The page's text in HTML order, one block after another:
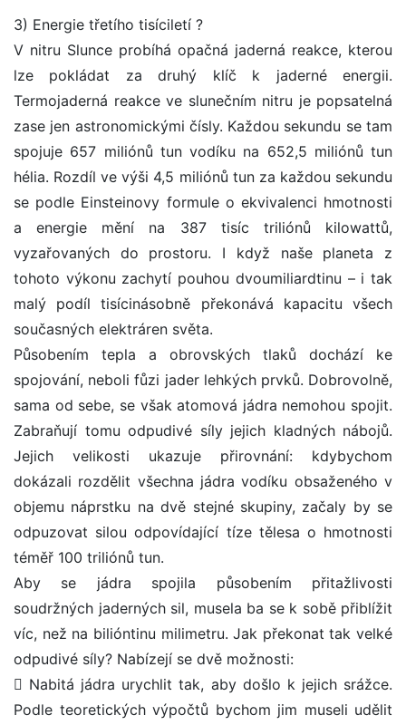
3) Energie třetího tisíciletí ?
V nitru Slunce probíhá opačná jaderná reakce, kterou
lze pokládat za druhý klíč k jaderné energii.
Termojaderná reakce ve slunečním nitru je popsatelná
zase jen astronomickými čísly. Každou sekundu se tam
spojuje 657 miliónů tun vodíku na 652,5 miliónů tun
hélia. Rozdíl ve výši 4,5 miliónů tun za každou sekundu
se podle Einsteinovy formule o ekvivalenci hmotnosti
a energie mění na 387 tisíc triliónů kilowattů,
vyzařovaných do prostoru. I když naše planeta z
tohoto výkonu zachytí pouhou dvoumiliardtinu – i tak
malý podíl tisícinásobně překonává kapacitu všech
současných elektráren světa.
Působením tepla a obrovských tlaků dochází ke
spojování, neboli fůzi jader lehkých prvků. Dobrovolně,
sama od sebe, se však atomová jádra nemohou spojit.
Zabraňují tomu odpudivé síly jejich kladných nábojů.
Jejich velikosti ukazuje přirovnání: kdybychom
dokázali rozdělit všechna jádra vodíku obsaženého v
objemu náprstku na dvě stejné skupiny, začaly by se
odpuzovat silou odpovídající tíze tělesa o hmotnosti
téměř 100 triliónů tun.
Aby se jádra spojila působením přitažlivosti
soudržných jaderných sil, musela ba se k sobě přiblížit
víc, než na bilióntinu milimetru. Jak překonat tak velké
odpudivé síly? Nabízejí se dvě možnosti:
 Nabitá jádra urychlit tak, aby došlo k jejich srážce.
Podle teoretických výpočtů bychom jim museli udělit